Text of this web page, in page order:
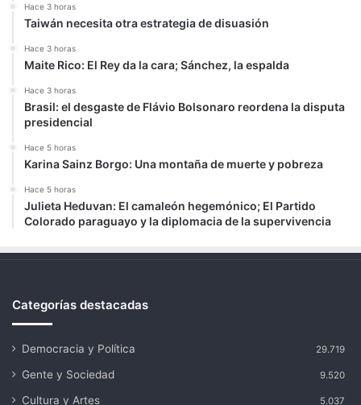
Hace 3 horas
Taiwán necesita otra estrategia de disuasión
Hace 3 horas
Maite Rico: El Rey da la cara; Sánchez, la espalda
Hace 3 horas
Brasil: el desgaste de Flávio Bolsonaro reordena la disputa
presidencial
Hace 5 horas
Karina Sainz Borgo: Una montaña de muerte y pobreza
Hace 5 horas
Julieta Heduvan: El camaleón hegemónico; El Partido
Colorado paraguayo y la diplomacia de la supervivencia
Categorías destacadas
Democracia y Política 29.719
Gente y Sociedad 9.520
Cultura y Artes 5.037